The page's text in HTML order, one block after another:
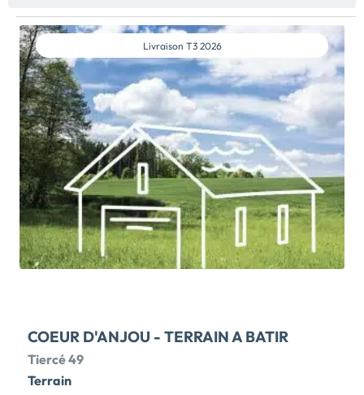
Livraison T3 2026
COEUR D'ANJOU - TERRAIN A BATIR
Tiercé 49
Terrain